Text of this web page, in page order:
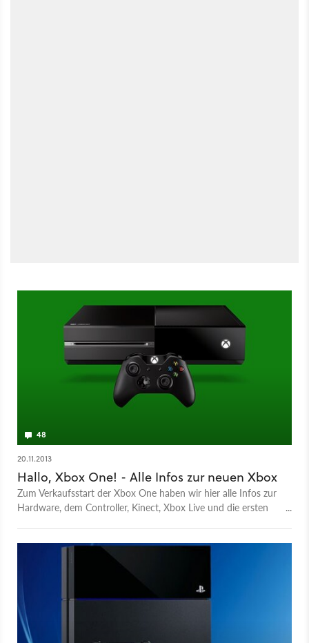
48
20.11.2013
Hallo, Xbox One! - Alle Infos zur neuen Xbox
Zum Verkaufsstart der Xbox One haben wir hier alle Infos zur
Hardware, dem Controller, Kinect, Xbox Live und die ersten